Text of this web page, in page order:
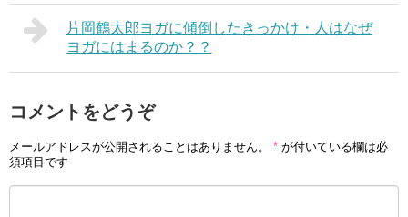
片岡鶴太郎ヨガに傾倒したきっかけ・人はなぜ
ヨガにはまるのか？？
コメントをどうぞ
メールアドレスが公開されることはありません。 * が付いている欄は必
須項目です